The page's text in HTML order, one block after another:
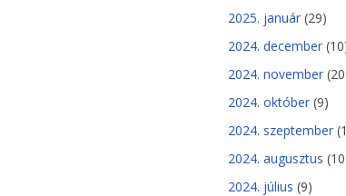
2025. január (29)
2024. december
2024. november
2024. október (9)
2024. szeptember
2024. augusztus
2024. július (9)